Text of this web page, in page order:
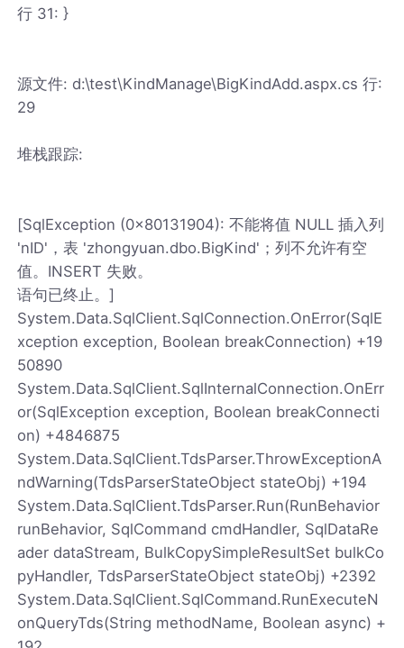
行 31: }
源文件: d:\test\KindManage\BigKindAdd.aspx.cs 行:
29
堆栈跟踪:
[SqlException (0x80131904): 不能将值 NULL 插入列
'nID'，表 'zhongyuan.dbo.BigKind'；列不允许有空
值。INSERT 失败。
语句已终止。]
System.Data.SqlClient.SqlConnection.OnError(SqlE
xception exception, Boolean breakConnection) +19
50890
System.Data.SqlClient.SqlInternalConnection.OnErr
or(SqlException exception, Boolean breakConnecti
on) +4846875
System.Data.SqlClient.TdsParser.ThrowExceptionA
ndWarning(TdsParserStateObject stateObj) +194
System.Data.SqlClient.TdsParser.Run(RunBehavior
runBehavior, SqlCommand cmdHandler, SqlDataRe
ader dataStream, BulkCopySimpleResultSet bulkCo
pyHandler, TdsParserStateObject stateObj) +2392
System.Data.SqlClient.SqlCommand.RunExecuteN
onQueryTds(String methodName, Boolean async) +